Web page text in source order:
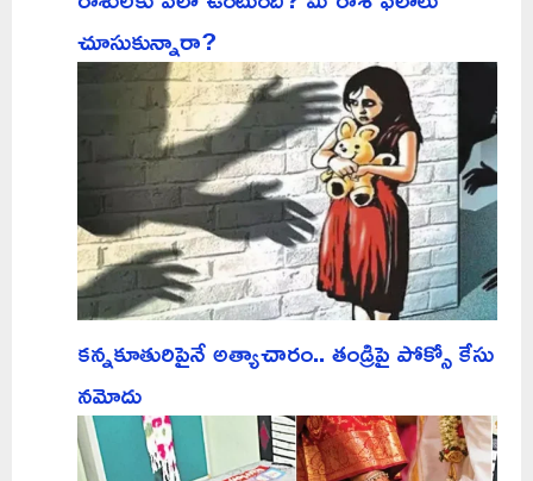
చూసుకున్నారా?
కన్నకూతురిపైనే అత్యాచారం.. తండ్రిపై పోక్సో కేసు
నమోదు